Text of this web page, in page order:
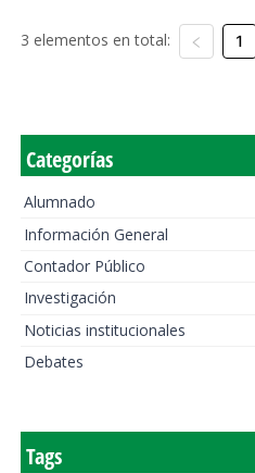
3 elementos en total: 1
Categorías
Alumnado
Información General
Contador Público
Investigación
Noticias institucionales
Debates
Tags